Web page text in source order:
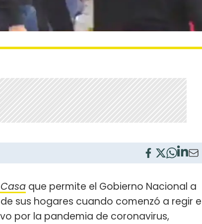
que permite el Gobierno Nacional a
sus hogares cuando comenzó a regir
por la pandemia de coronavirus,